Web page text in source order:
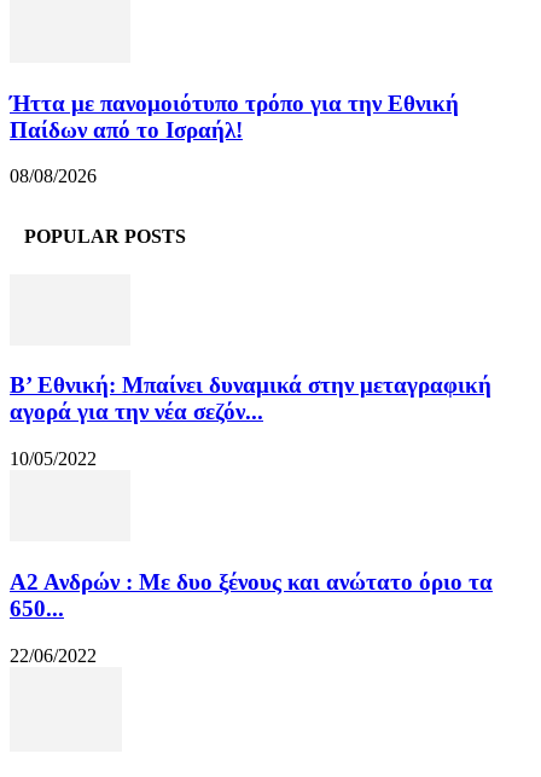
Ήττα με πανομοιότυπο τρόπο για την Εθνική
Παίδων από το Ισραήλ!
08/08/2026
POPULAR POSTS
Β’ Εθνική: Μπαίνει δυναμικά στην μεταγραφική
αγορά για την νέα σεζόν...
10/05/2022
Α2 Ανδρών : Με δυο ξένους και ανώτατο όριο τα
650...
22/06/2022